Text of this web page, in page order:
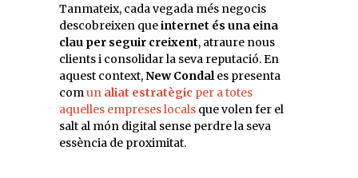
Tanmateix, cada vegada més negocis
descobreixen queinternet és una eina
clau per seguir creixent, atraure nous
clients i consolidar la seva reputació. En
aquest context,New Condales presenta
comun aliat estratègic per a totes
aquelles empreses locals que volen fer el
salt al món digital sense perdre la seva
essència de proximitat.